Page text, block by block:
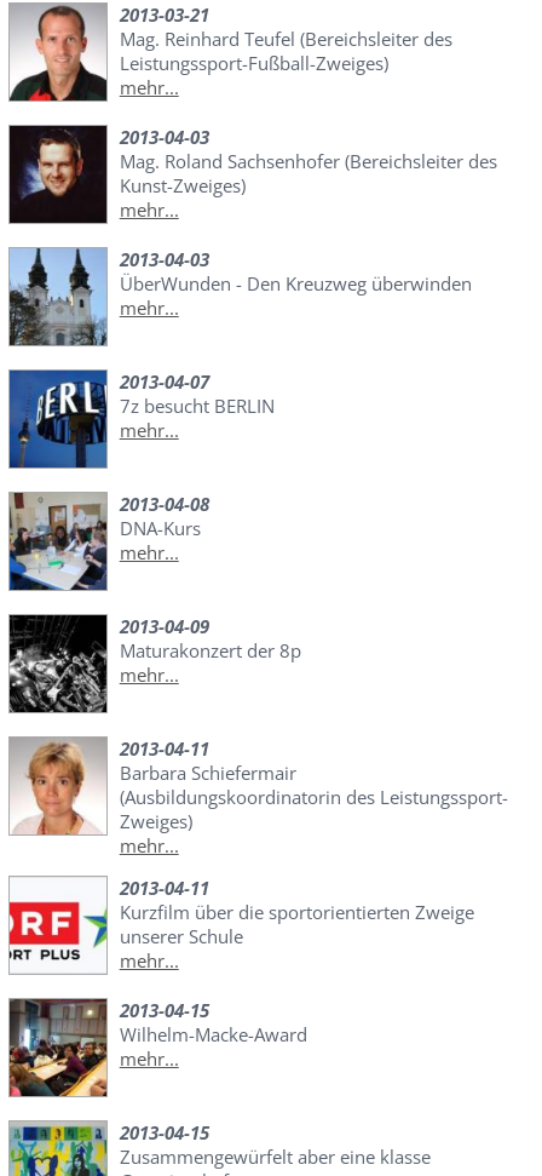
2013-03-21
Mag. Reinhard Teufel (Bereichsleiter des
Leistungssport-Fußball-Zweiges)
mehr...
2013-04-03
Mag. Roland Sachsenhofer (Bereichsleiter des
Kunst-Zweiges)
mehr...
2013-04-03
ÜberWunden - Den Kreuzweg überwinden
mehr...
2013-04-07
7z besucht BERLIN
mehr...
2013-04-08
DNA-Kurs
mehr...
2013-04-09
Maturakonzert der 8p
mehr...
2013-04-11
Barbara Schiefermair
(Ausbildungskoordinatorin des Leistungssport-
Zweiges)
mehr...
2013-04-11
Kurzfilm über die sportorientierten Zweige
unserer Schule
mehr...
2013-04-15
Wilhelm-Macke-Award
mehr...
2013-04-15
Zusammengewürfelt aber eine klasse